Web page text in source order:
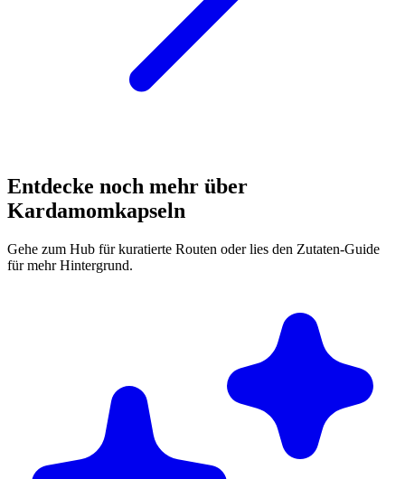
Entdecke noch mehr über
Kardamomkapseln
Gehe zum Hub für kuratierte Routen oder lies den Zutaten-Guide
für mehr Hintergrund.